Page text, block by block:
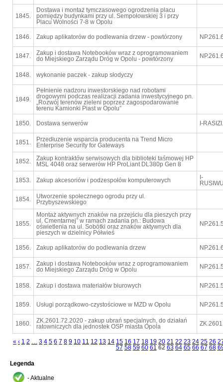
1845.
Dostawa i montaż tymczasowego ogrodzenia placu
pomiędzy budynkami przy ul. Sempołowskiej 3 i przy
Placu Wolności 7-8 w Opolu
1846. Zakup aplikatorów do podlewania drzew - powtórzony
1847.
Zakup i dostawa Notebooków wraz z oprogramowaniem
do Miejskiego Zarządu Dróg w Opolu - powtórzony
1848. wykonanie paczek - zakup słodyczy
1849.
Pełnienie nadzoru inwestorskiego nad robotami
drogowymi podczas realizacji zadania inwestycyjnego pn.
„Rozwój terenów zieleni poprzez zagospodarowanie
terenu Kamionki Piast w Opolu”
1850. Dostawa serwerów I-
1851.
Przedłuzenie wsparcia producenta na Trend Micro
Enterprise Security for Gateways
1852.
Zakup kontraktów serwisowych dla biblioteki taśmowej HP
MSL 4048 oraz serwerów HP ProLiant DL380p Gen 8
1853. Zakup akcesoriów i podzespołów komputerowych
I-
1854.
Utworzenie społecznego ogrodu przy ul.
Przybyszewskiego
1855.
Montaż aktywnych znaków na przejściu dla pieszych przy
ul. Cmentarnej” w ramach zadania pn.: Budowa
oświetlenia na ul. Sobótki oraz znaków aktywnych dla
pieszych w dzielnicy Półwieś
1856. Zakup aplikatorów do podlewania drzew
1857.
Zakup i dostawa Notebooków wraz z oprogramowaniem
do Miejskiego Zarządu Dróg w Opolu
1858. Zakup i dostawa materiałów biurowych
1859. Usługi porządkowo-czystościowe w MZD w Opolu
1860.
ZK.2601.72.2020 - zakup ubrań specjalnych, do działań
ratowniczych dla jednostek OSP miasta Opola
« ‹ 1 2 … 3 4 5 6 7 8 9 10 11 12 13 14 15 16 17 18 19 20 21 22 23 24 25 26
57 58 59 60 61 62 63 64 65 66 67 68
Legenda
- Aktualne